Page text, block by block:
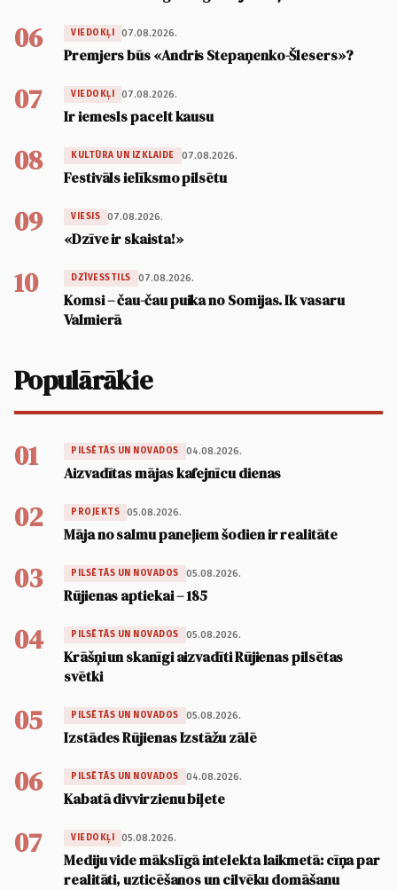
06 VIEDOKĻI 07.08.2026.
Premjers būs «Andris Stepaņenko-Šlesers»?
07 VIEDOKĻI 07.08.2026.
Ir iemesls pacelt kausu
08 KULTŪRA UN IZKLAIDE 07.08.2026.
Festivāls ielīksmo pilsētu
09 VIESIS 07.08.2026.
«Dzīve ir skaista!»
10 DZĪVESSTILS 07.08.2026.
Komsi – čau-čau puika no Somijas. Ik vasaru
Valmierā
Populārākie
01 PILSĒTĀS UN NOVADOS 04.08.2026.
Aizvadītas mājas kafejnīcu dienas
02 PROJEKTS 05.08.2026.
Māja no salmu paneļiem šodien ir realitāte
03 PILSĒTĀS UN NOVADOS 05.08.2026.
Rūjienas aptiekai – 185
04 PILSĒTĀS UN NOVADOS 05.08.2026.
Krāšņi un skanīgi aizvadīti Rūjienas pilsētas
svētki
05 PILSĒTĀS UN NOVADOS 05.08.2026.
Izstādes Rūjienas Izstāžu zālē
06 PILSĒTĀS UN NOVADOS 04.08.2026.
Kabatā divvirzienu biļete
07 VIEDOKĻI 05.08.2026.
Mediju vide mākslīgā intelekta laikmetā: cīņa par
realitāti, uzticēšanos un cilvēku domāšanu